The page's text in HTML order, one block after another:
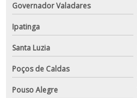
Governador Valadares
Ipatinga
Santa Luzia
Poços de Caldas
Pouso Alegre